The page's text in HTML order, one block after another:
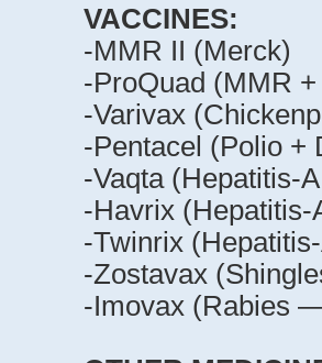
VACCINES:
-MMR II (Merck)
-ProQuad (MMR
-Varivax
-Pentacel (Polio +
-Vaqta (Hepatitis-
-Havrix
-Twinrix
-Zostavax
-Imovax (Rabies